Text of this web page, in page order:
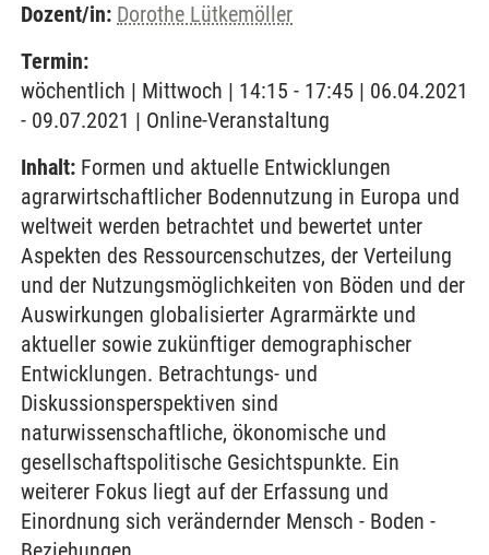
Dozent/in: Dorothe Lütkemöller
Termin:
wöchentlich | Mittwoch | 14:15 - 17:45 | 06.04.2021
- 09.07.2021 | Online-Veranstaltung
Inhalt: Formen und aktuelle Entwicklungen
agrarwirtschaftlicher Bodennutzung in Europa und
weltweit werden betrachtet und bewertet unter
Aspekten des Ressourcenschutzes, der Verteilung
und der Nutzungsmöglichkeiten von Böden und der
Auswirkungen globalisierter Agrarmärkte und
aktueller sowie zukünftiger demographischer
Entwicklungen. Betrachtungs- und
Diskussionsperspektiven sind
naturwissenschaftliche, ökonomische und
gesellschaftspolitische Gesichtspunkte. Ein
weiterer Fokus liegt auf der Erfassung und
Einordnung sich verändernder Mensch - Boden -